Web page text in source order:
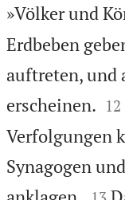
»Völker und
Erdbeben
auftreten, und
erscheinen.
12
Verfolgungen
Synagogen
